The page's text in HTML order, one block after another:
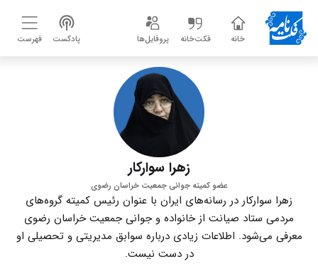
خانه فکت‌خانه پروفایل‌ها پادکست فهرست
زهرا سوارکار
عضو کمیته‌ جوانی جمعیت خراسان رضوی
زهرا سوارکار در رسانه‌های ایران با عنوان رئیس کمیته‌ گروه‌های
مردمی ستاد صیانت از خانواده و جوانی جمعیت خراسان رضوی
معرفی می‌شود. اطلاعات زیادی درباره سوابق مدیریتی و تحصیلی او
در دست نیست.